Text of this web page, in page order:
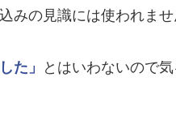
みの見識には使われませ
た」 とはいわないので